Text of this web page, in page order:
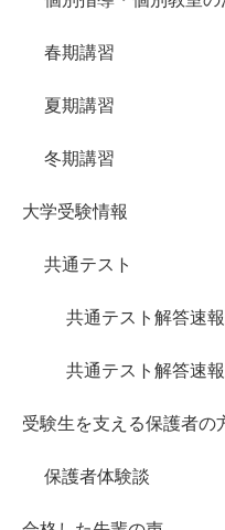
春期講習
夏期講習
冬期講習
大学受験情報
共通テスト
共通テスト解答速
共通テスト解答速
受験生を支える保護者の
保護者体験談